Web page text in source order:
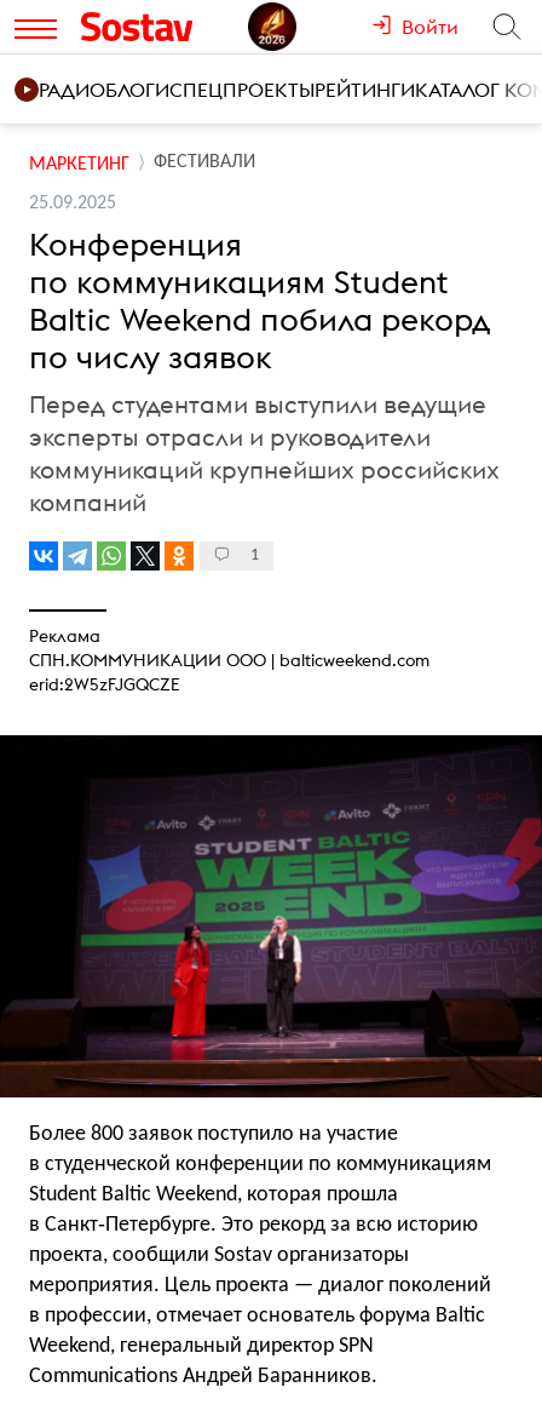
Войти
РАДИОБЛОГИСПЕЦПРОЕКТЫРЕЙТИНГИКАТАЛОГ
МАРКЕТИНГ ФЕСТИВАЛИ
25.09.2025
Конференция
по коммуникациям Student
Baltic Weekend побила рекорд
по числу заявок
Перед студентами выступили ведущие
эксперты отрасли и руководители
коммуникаций крупнейших российских
компаний
1
Реклама
СПН.КОММУНИКАЦИИ ООО | balticweekend.com
erid:2W5zFJGQCZE
Более 800 заявок поступило на участие
в студенческой конференции по коммуникациям
Student Baltic Weekend, которая прошла
в Санкт‑Петербурге. Это рекорд за всю историю
проекта, сообщили Sostav организаторы
мероприятия. Цель проекта — диалог поколений
в профессии, отмечает основатель форума Baltic
Weekend, генеральный директор SPN
Communications Андрей Баранников.